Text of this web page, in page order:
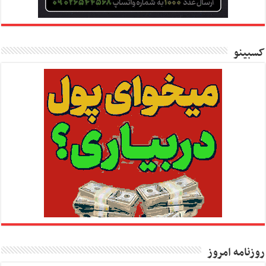
کسبینو
روزنامه امروز